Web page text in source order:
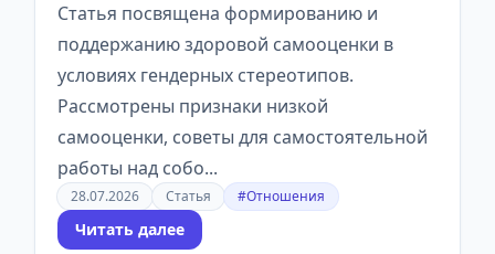
Статья посвящена формированию и
поддержанию здоровой самооценки в
условиях гендерных стереотипов.
Рассмотрены признаки низкой
самооценки, советы для самостоятельной
работы над собо...
28.07.2026 Статья #Отношения
Читать далее